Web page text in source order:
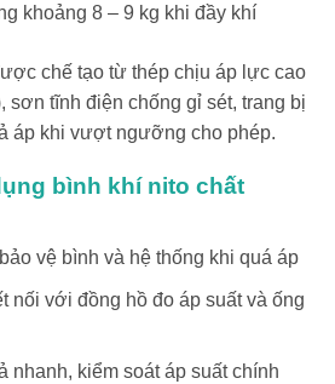
khoảng 8 – 9 kg khi đầy khí
chế tạo từ thép chịu áp lực cao
sơn tĩnh điện chống gỉ sét, trang bị
áp khi vượt ngưỡng cho phép.
bình khí nito chất
vệ bình và hệ thống khi quá áp
nối với đồng hồ đo áp suất và ống
nhanh, kiểm soát áp suất chính